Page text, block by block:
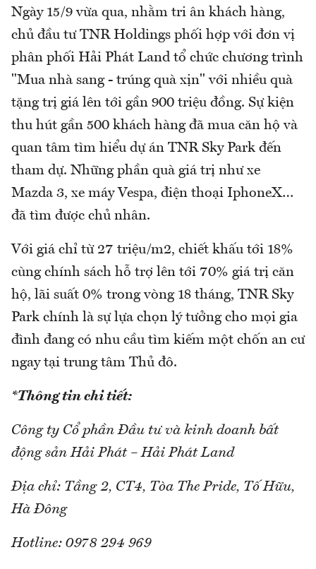
Ngày 15/9 vừa qua, nhằm tri ân khách hàng,
chủ đầu tư TNR Holdings phối hợp với đơn vị
phân phối Hải Phát Land tổ chức chương trình
"Mua nhà sang - trúng quà xịn" với nhiều quà
tặng trị giá lên tới gần 900 triệu đồng. Sự kiện
thu hút gần 500 khách hàng đã mua căn hộ và
quan tâm tìm hiểu dự án TNR Sky Park đến
tham dự. Những phần quà giá trị như xe
Mazda 3, xe máy Vespa, điện thoại IphoneX…
đã tìm được chủ nhân.
Với giá chỉ từ 27 triệu/m2, chiết khấu tới 18%
cùng chính sách hỗ trợ lên tới 70% giá trị căn
hộ, lãi suất 0% trong vòng 18 tháng, TNR Sky
Park chính là sự lựa chọn lý tưởng cho mọi gia
đình đang có nhu cầu tìm kiếm một chốn an cư
ngay tại trung tâm Thủ đô.
*Thông tin chi tiết:
Công ty Cổ phần Đầu tư và kinh doanh bất
động sản Hải Phát – Hải Phát Land
Địa chỉ: Tầng 2, CT4, Tòa The Pride, Tố Hữu,
Hà Đông
Hotline: 0978 294 969